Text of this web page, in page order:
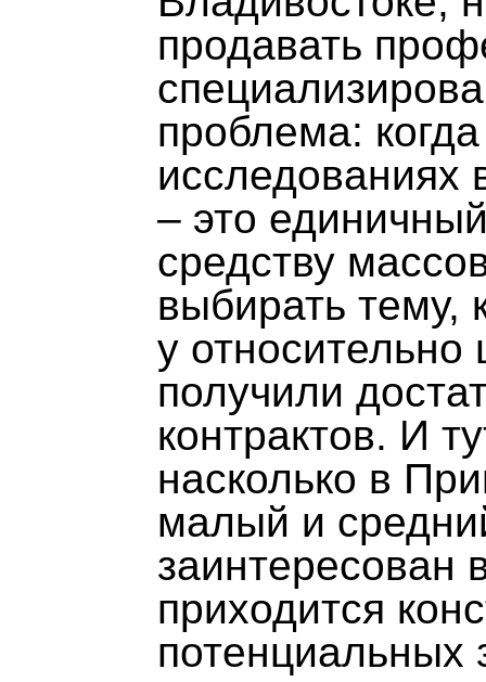
продавать
проблема:
исследованиях
– это
средству
выбирать тему,
у относительно
получили
контрактов. И
насколько в
малый и
заинтересован
приходится
потенциальных